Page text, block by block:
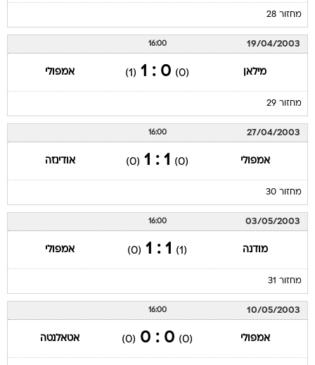
מחזור 28
19/04/2003
16:00
מילאן (0)
0 : 1
(1) אמפולי
מחזור 29
27/04/2003
16:00
אמפולי (0)
1 : 1
(0) אודינזה
מחזור 30
03/05/2003
16:00
מודנה (1)
1 : 1
(0) אמפולי
מחזור 31
10/05/2003
16:00
אמפולי (0)
0 : 0
(0) אטאלנטה